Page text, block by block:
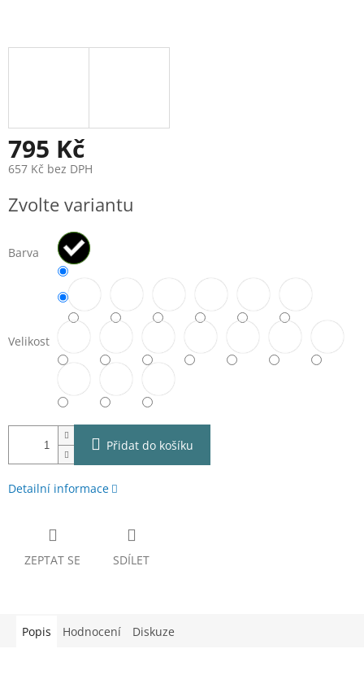
795 Kč
657 Kč bez DPH
cena:
Zvolte variantu
Barva
Velikost
Přidat do košíku
Detailní informace
ZEPTAT SE SDÍLET
Popis Hodnocení Diskuze